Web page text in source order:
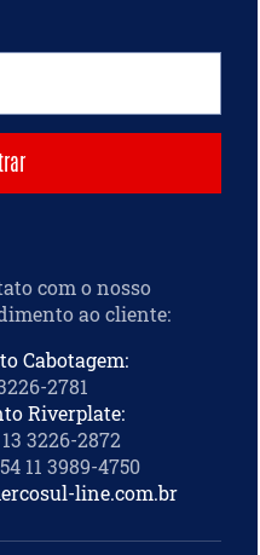
com o nosso
ao cliente:
Cabotagem:
2781
Riverplate:
3226-2872
11 3989-4750
line.com.br